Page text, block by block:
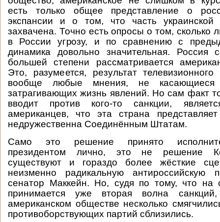
есть только общее представление о
экспансии и о том, что часть украинской
захвачена. Точно есть опросы о том, сколько
в России угрозу, и по сравнению с
динамика довольно значительная. Россия
большей степени рассматривается
Это, разумеется, результат
вообще любые мнения, не касающиеся
затрагивающих жизнь явлений. Но сам факт
вводит против кого-то санкции,
американцев, что эта страна
недружественна Соединённым Штатам.
Само это решение принято
президентом лично, это не решение
существуют и гораздо более жёсткие
неизменно радикальную антироссийскую
сенатор Маккейн. Но, судя по тому, что на
принимается уже вторая волна
американском обществе несколько
противоборствующих партий сблизились.